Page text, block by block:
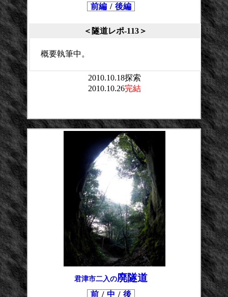
前編 / 後編
＜隧道レポ-113＞
概要執筆中。
2010.10.18探索
2010.10.26完結
君津市二入の廃隧道
前 / 中 / 後